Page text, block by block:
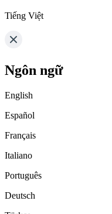
Tiếng Việt
Ngôn ngữ
English
Español
Français
Italiano
Português
Deutsch